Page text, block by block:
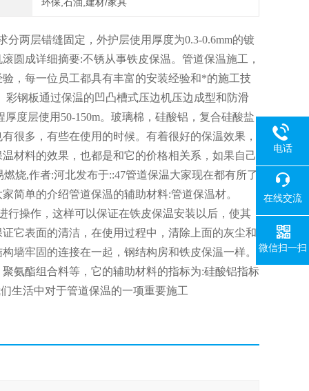
两层错缝固定，外护层使用厚度为0.3-0.6mm的镀
圆成详细摘要:不锈从事铁皮保温。管道保温施工，
，每一位员工都具有丰富的安装经验和*的施工技
彩钢板通过保温的凹凸槽式压边机压边成型和防滑
度层使用50-150m。玻璃棉，硅酸铝，复合硅酸盐
很多，有些在使用的时候。有着很好的保温效果，
材料的效果，也都是和它的价格相关系，如果自己
烧,作者:河北发布于::47管道保温大家现在都有所了
简单的介绍管道保温的辅助材料:管道保温材。
行操作，这样可以保证在铁皮保温安装以后，使其
它表面的清洁，在使用过程中，清除上面的灰尘和
墙牢固的连接在一起，钢结构房和铁皮保温一样。
氨酯组合料等，它的辅助材料的指标为:硅酸铝指标
生活中对于管道保温的一项重要施工
电话
在线交流
微信扫一扫